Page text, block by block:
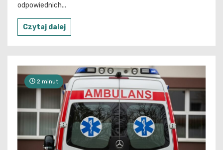
odpowiednich...
Czytaj dalej
2 minut